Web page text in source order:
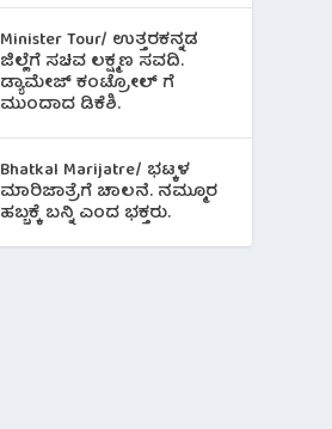
Minister Tour/ ಉತ್ತರಕನ್ನಡ
ಜಿಲ್ಲೆಗೆ ಸಚಿವ ಲಕ್ಷ್ಮಣ ಸವದಿ.
ಡ್ಯಾಮೇಜ್ ಕಂಟ್ರೋಲ್ ಗೆ
ಮುಂದಾದ ಡಿಕೆಶಿ.
Bhatkal Marijatre/ ಭಟ್ಕಳ
ಮಾರಿಜಾತ್ರೆಗೆ ಚಾಲನೆ. ನಮ್ಮೂರ
ಹಬ್ಬಕ್ಕೆ ಬನ್ನಿ ಎಂದ ಭಕ್ತರು.